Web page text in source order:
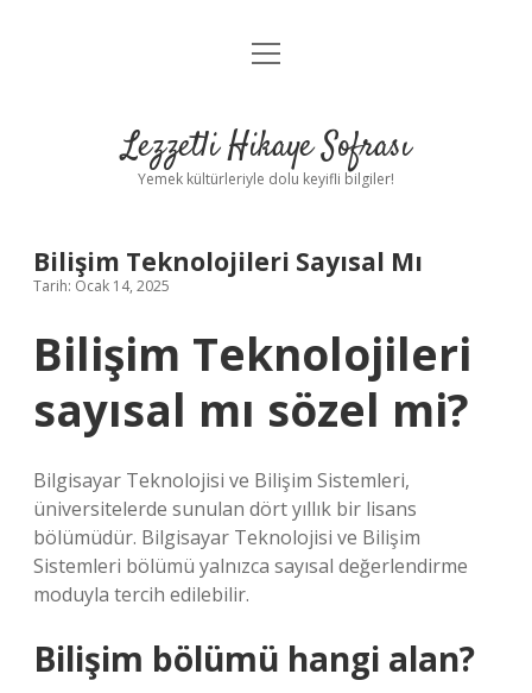
Anasayfa
Yasal Uyarı
menüyü
Lezzetli Hikaye Sofrası
Yemek kültürleriyle dolu keyifli bilgiler!
Bilişim Teknolojileri Sayısal Mı
Tarih: Ocak 14, 2025
Bilişim Teknolojileri
sayısal mı sözel mi?
Bilgisayar Teknolojisi ve Bilişim Sistemleri,
üniversitelerde sunulan dört yıllık bir lisans
bölümüdür. Bilgisayar Teknolojisi ve Bilişim
Sistemleri bölümü yalnızca sayısal değerlendirme
moduyla tercih edilebilir.
Bilişim bölümü hangi alan?